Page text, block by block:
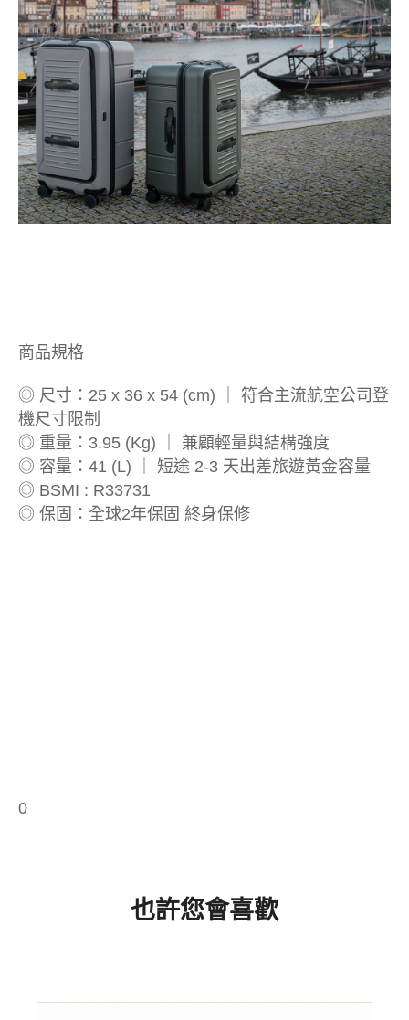
商品規格
◎ 尺寸：25 x 36 x 54 (cm) ｜ 符合主流航空公司登
機尺寸限制
◎ 重量：3.95 (Kg) ｜ 兼顧輕量與結構強度
◎ 容量：41 (L) ｜ 短途 2-3 天出差旅遊黃金容量
◎ BSMI : R33731
◎ 保固：全球2年保固 終身保修
0
也許您會喜歡